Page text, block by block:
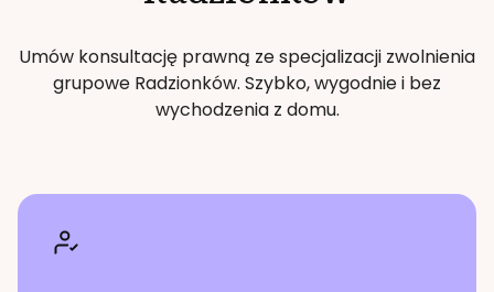
Umów konsultację prawną ze specjalizacji zwolnienia
grupowe Radzionków. Szybko, wygodnie i bez
wychodzenia z domu.